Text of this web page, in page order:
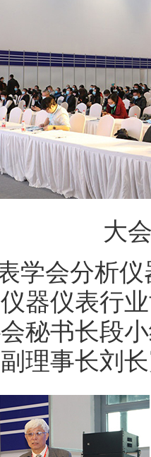
大
学会分析
器仪表行
秘书长段
理事长刘